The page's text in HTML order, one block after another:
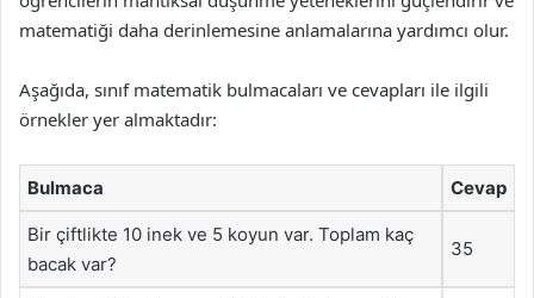
matematiği daha derinlemesine anlamalarına yardımcı olur.
Aşağıda, sınıf matematik bulmacaları ve cevapları ile ilgili
örnekler yer almaktadır:
Bulmaca Cevap
Bir çiftlikte 10 inek ve 5 koyun var. Toplam kaç
bacak var?
35